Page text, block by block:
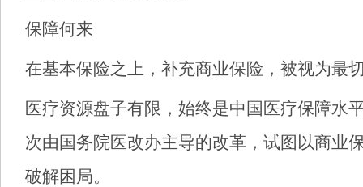
保障何来
在基本保险之上，补充商业保险，被视为最
医疗资源盘子有限，始终是中国医疗保障水
次由国务院医改办主导的改革，试图以商业
破解困局。